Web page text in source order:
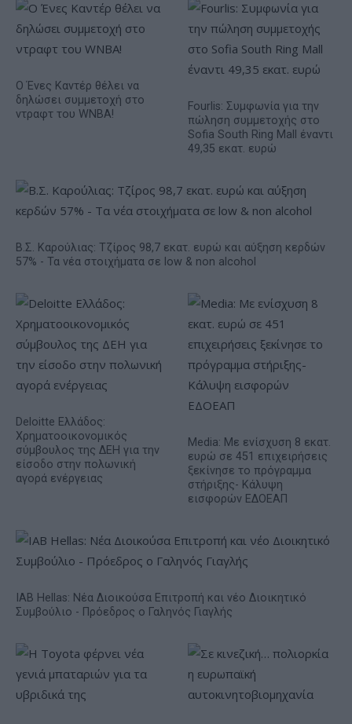
Ο Ένες Καντέρ θέλει να
δηλώσει συμμετοχή στο
ντραφτ του WNBA!
Fourlis: Συμφωνία για την
πώληση συμμετοχής στο
Sofia South Ring Mall έναντι
49,35 εκατ. ευρώ
Β.Σ. Καρούλιας: Τζίρος 98,7 εκατ. ευρώ και αύξηση κερδών
57% - Τα νέα στοιχήματα σε low & non alcohol
Deloitte Ελλάδος:
Χρηματοοικονομικός
σύμβουλος της ΔΕΗ για την
είσοδο στην πολωνική
αγορά ενέργειας
Media: Με ενίσχυση 8 εκατ.
ευρώ σε 451 επιχειρήσεις
ξεκίνησε το πρόγραμμα
στήριξης- Κάλυψη
εισφορών ΕΔΟΕΑΠ
IAB Hellas: Νέα Διοικούσα Επιτροπή και νέο Διοικητικό
Συμβούλιο - Πρόεδρος ο Γαληνός Γιαγλής